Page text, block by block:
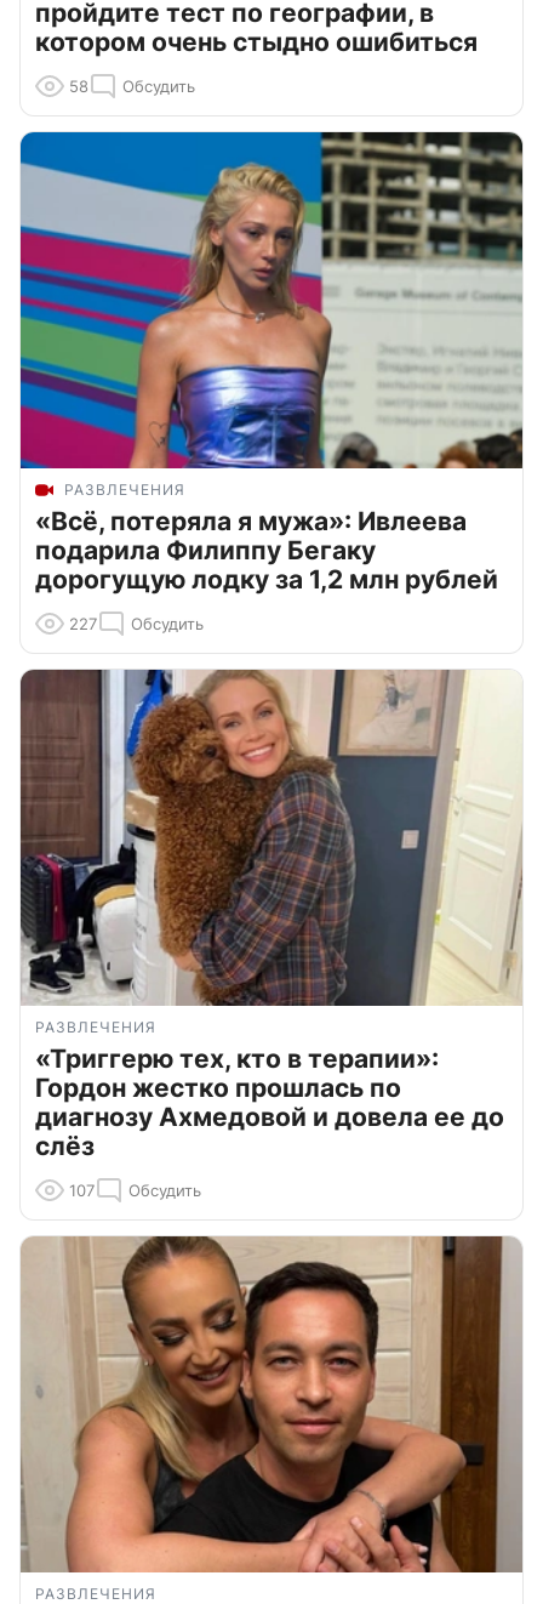
пройдите тест по географии, в
котором очень стыдно ошибиться
58 Обсудить
РАЗВЛЕЧЕНИЯ
«Всё, потеряла я мужа»: Ивлеева
подарила Филиппу Бегаку
дорогущую лодку за 1,2 млн рублей
227 Обсудить
РАЗВЛЕЧЕНИЯ
«Триггерю тех, кто в терапии»:
Гордон жестко прошлась по
диагнозу Ахмедовой и довела ее до
слёз
107 Обсудить
РАЗВЛЕЧЕНИЯ